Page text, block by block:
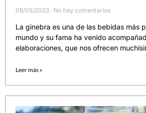
08/05/2023 No hay comentarios
La ginebra es una de las bebidas más
mundo y su fama ha venido
elaboraciones, que nos ofrecen
Leer más »